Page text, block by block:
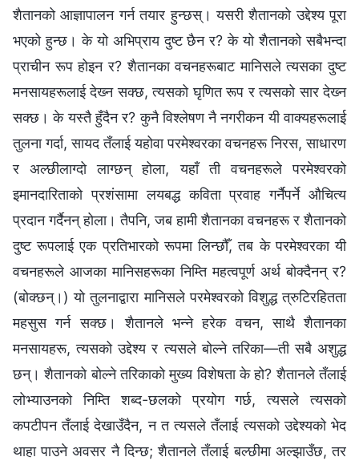
शैतानको आज्ञापालन गर्न तयार हुन्छस्। यसरी शैतानको उद्देश्य पूरा
भएको हुन्छ। के यो अभिप्राय दुष्‍ट छैन र? के यो शैतानको सबैभन्दा
प्राचीन रूप होइन र? शैतानका वचनहरूबाट मानिसले त्यसका दुष्‍ट
मनसायहरूलाई देख्‍न सक्छ, त्यसको घृणित रूप र त्यसको सार देख्‍न
सक्छ। के यस्तै हुँदैन र? कुनै विश्‍लेषण नै नगरीकन यी वाक्यहरूलाई
तुलना गर्दा, सायद तँलाई यहोवा परमेश्‍वरका वचनहरू निरस, साधारण
र अल्छीलाग्‍दो लाग्छन् होला, यहाँ ती वचनहरूले परमेश्‍वरको
इमानदारिताको प्रशंसामा लयबद्ध कविता प्रवाह गर्नैपर्ने औचित्य
प्रदान गर्दैनन् होला। तैपनि, जब हामी शैतानका वचनहरू र शैतानको
दुष्‍ट रूपलाई एक प्रतिभारको रूपमा लिन्छौँ, तब के परमेश्‍वरका यी
वचनहरूले आजका मानिसहरूका निम्ति महत्वपूर्ण अर्थ बोक्दैनन् र?
(बोक्छन्।) यो तुलनाद्वारा मानिसले परमेश्‍वरको विशुद्ध त्रुटिरहितता
महसुस गर्न सक्छ। शैतानले भन्‍ने हरेक वचन, साथै शैतानका
मनसायहरू, त्यसको उद्देश्य र त्यसले बोल्‍ने तरिका—ती सबै अशुद्ध
छन्। शैतानको बोल्ने तरिकाको मुख्य विशेषता के हो? शैतानले तँलाई
लोभ्याउनको निम्ति शब्‍द-छलको प्रयोग गर्छ, त्यसले त्यसको
कपटीपन तँलाई देखाउँदैन, न त त्यसले तँलाई त्यसको उद्देश्यको भेद
थाहा पाउने अवसर नै दिन्छ; शैतानले तँलाई बल्छीमा अल्झाउँछ, तर